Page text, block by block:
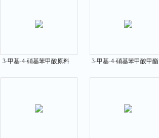
3-甲基-4-硝基苯甲酸原料
3-甲基-4-硝基苯甲酸甲酯